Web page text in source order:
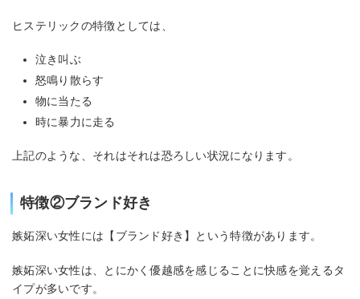
ヒステリックの特徴としては、
泣き叫ぶ
怒鳴り散らす
物に当たる
時に暴力に走る
上記のような、それはそれは恐ろしい状況になります。
特徴②ブランド好き
嫉妬深い女性には【ブランド好き】という特徴があります。
嫉妬深い女性は、とにかく優越感を感じることに快感を覚えるタ
イプが多いです。